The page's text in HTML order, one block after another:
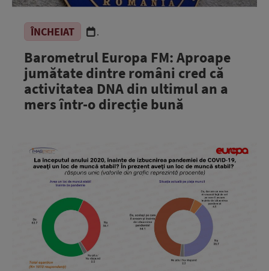
ÎNCHEIAT .
Barometrul Europa FM: Aproape
jumătate dintre români cred că
activitatea DNA din ultimul an a
mers într-o direcție bună